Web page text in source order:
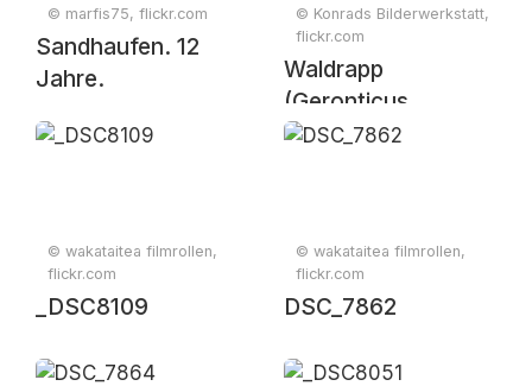
© marfis75, flickr.com
Sandhaufen. 12
Jahre.
© Konrads Bilderwerkstatt,
flickr.com
Waldrapp
(Geronticus
eremita)
© wakataitea filmrollen,
flickr.com
_DSC8109
© wakataitea filmrollen,
flickr.com
DSC_7862